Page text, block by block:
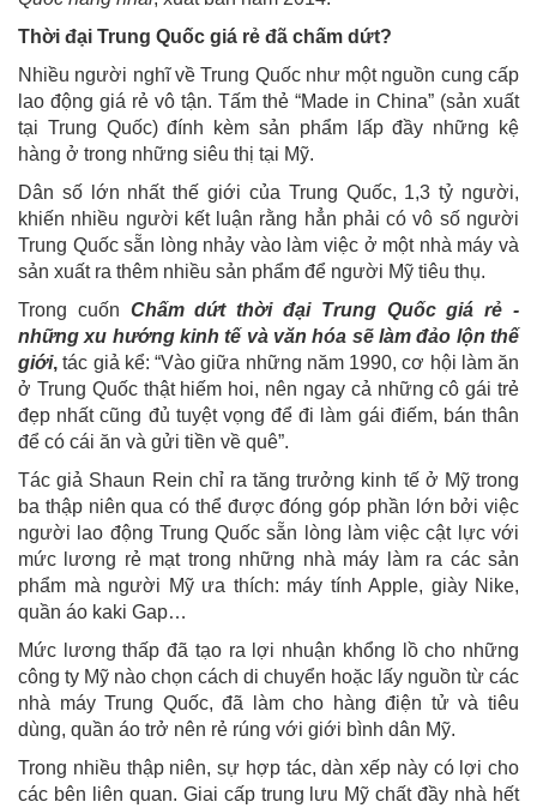
Thời đại Trung Quốc giá rẻ đã chấm dứt?
Nhiều người nghĩ về Trung Quốc như một nguồn cung cấp
lao động giá rẻ vô tận. Tấm thẻ “Made in China” (sản xuất
tại Trung Quốc) đính kèm sản phẩm lấp đầy những kệ
hàng ở trong những siêu thị tại Mỹ.
Dân số lớn nhất thế giới của Trung Quốc, 1,3 tỷ người,
khiến nhiều người kết luận rằng hẳn phải có vô số người
Trung Quốc sẵn lòng nhảy vào làm việc ở một nhà máy và
sản xuất ra thêm nhiều sản phẩm để người Mỹ tiêu thụ.
Trong cuốn Chấm dứt thời đại Trung Quốc giá rẻ -
những xu hướng kinh tế và văn hóa sẽ làm đảo lộn thế
giới, tác giả kể: “Vào giữa những năm 1990, cơ hội làm ăn
ở Trung Quốc thật hiếm hoi, nên ngay cả những cô gái trẻ
đẹp nhất cũng đủ tuyệt vọng để đi làm gái điếm, bán thân
để có cái ăn và gửi tiền về quê”.
Tác giả Shaun Rein chỉ ra tăng trưởng kinh tế ở Mỹ trong
ba thập niên qua có thể được đóng góp phần lớn bởi việc
người lao động Trung Quốc sẵn lòng làm việc cật lực với
mức lương rẻ mạt trong những nhà máy làm ra các sản
phẩm mà người Mỹ ưa thích: máy tính Apple, giày Nike,
quần áo kaki Gap…
Mức lương thấp đã tạo ra lợi nhuận khổng lồ cho những
công ty Mỹ nào chọn cách di chuyển hoặc lấy nguồn từ các
nhà máy Trung Quốc, đã làm cho hàng điện tử và tiêu
dùng, quần áo trở nên rẻ rúng với giới bình dân Mỹ.
Trong nhiều thập niên, sự hợp tác, dàn xếp này có lợi cho
các bên liên quan. Giai cấp trung lưu Mỹ chất đầy nhà hết